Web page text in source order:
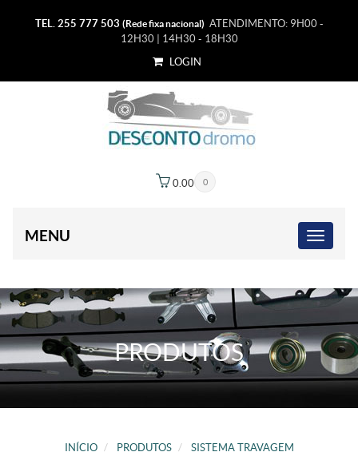
TEL. 255 777 503 (Rede fixa nacional) ATENDIMENTO: 9H00 -
12H30 | 14H30 - 18H30
LOGIN
0
0.00
MENU
PRODUTOS
INÍCIO PRODUTOS
SISTEMA TRAVAGEM